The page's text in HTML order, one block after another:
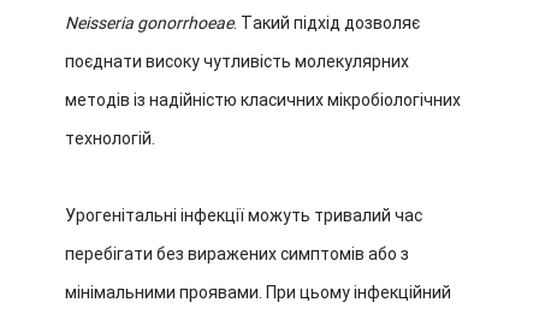
Neisseria gonorrhoeae. Такий підхід дозволяє
поєднати високу чутливість молекулярних
методів із надійністю класичних мікробіологічних
технологій.
Урогенітальні інфекції можуть тривалий час
перебігати без виражених симптомів або з
мінімальними проявами. При цьому інфекційний